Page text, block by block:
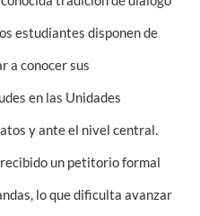
estudiantes disponen de
a conocer sus
en las Unidades
y ante el nivel central.
un petitorio formal
lo que dificulta avanzar